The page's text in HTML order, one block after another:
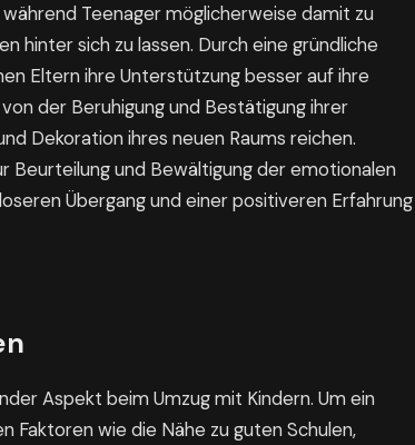
Teenager möglicherweise damit zu
hinter sich zu lassen. Durch eine gründliche
Eltern ihre Unterstützung besser auf ihre
der Beruhigung und Bestätigung ihrer
Dekoration ihres neuen Raums reichen.
Beurteilung und Bewältigung der emotionalen
Übergang und einer positiveren Erfahrung
Aspekt beim Umzug mit Kindern. Um ein
Faktoren wie die Nähe zu guten Schulen,